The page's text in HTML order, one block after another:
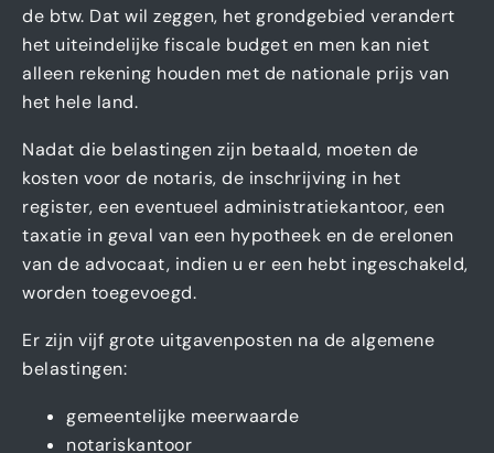
de btw. Dat wil zeggen, het grondgebied verandert
het uiteindelijke fiscale budget en men kan niet
alleen rekening houden met de nationale prijs van
het hele land.
Nadat die belastingen zijn betaald, moeten de
kosten voor de notaris, de inschrijving in het
register, een eventueel administratiekantoor, een
taxatie in geval van een hypotheek en de erelonen
van de advocaat, indien u er een hebt ingeschakeld,
worden toegevoegd.
Er zijn vijf grote uitgavenposten na de algemene
belastingen:
gemeentelijke meerwaarde
notariskantoor